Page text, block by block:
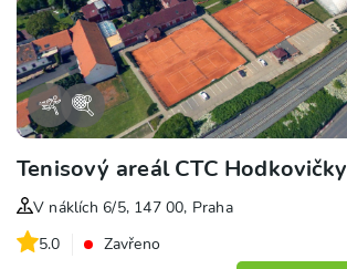
Tenisový areál CTC Hodkovičky
V náklích 6/5, 147 00, Praha
5.0
Zavřeno